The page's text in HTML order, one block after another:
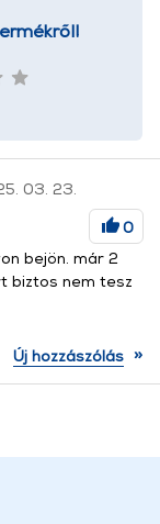
03. 23.
0
bejön. már 2
biztos nem tesz
Új hozzászólás »